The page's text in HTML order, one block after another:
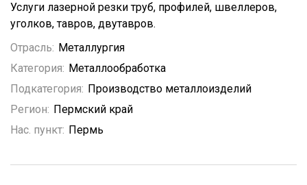
Услуги лазерной резки труб, профилей, швеллеров,
уголков, тавров, двутавров.
Отрасль: Металлургия
Категория: Металлообработка
Подкатегория: Производство металлоизделий
Регион: Пермский край
Нас. пункт: Пермь